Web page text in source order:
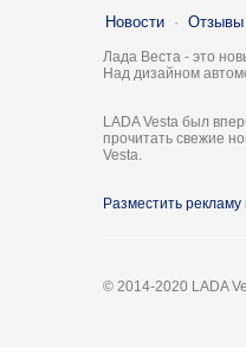
Новости · Отзывы
Лада Веста - это
Над дизайном
LADA Vesta был
прочитать свежие
Vesta.
Разместить рекламу
© 2014-2020 LADA